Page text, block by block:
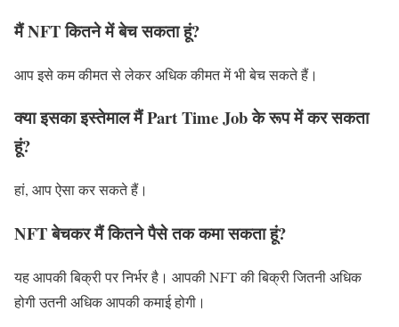
मैं NFT कितने में बेच सकता हूं?
आप इसे कम कीमत से लेकर अधिक कीमत में भी बेच सकते हैं।
क्या इसका इस्तेमाल मैं Part Time Job के रूप में कर सकता
हूं?
हां, आप ऐसा कर सकते हैं।
NFT बेचकर मैं कितने पैसे तक कमा सकता हूं?
यह आपकी बिक्री पर निर्भर है। आपकी NFT की बिक्री जितनी अधिक
होगी उतनी अधिक आपकी कमाई होगी।